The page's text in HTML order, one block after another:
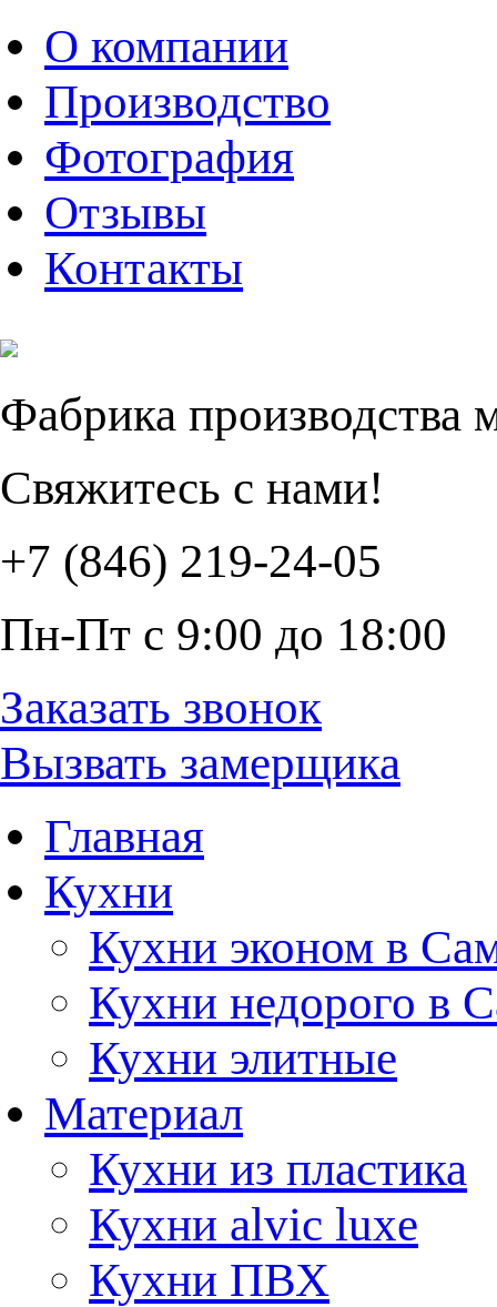
О компании
Производство
Фотография
Отзывы
Контакты
Фабрика производства
Свяжитесь с нами!
+7 (846) 219-24-05
Пн-Пт с 9:00 до 18:00
Заказать звонок
Вызвать замерщика
Главная
Кухни
Кухни эконом в
Кухни недорого в
Кухни элитные
Материал
Кухни из пластика
Кухни alvic luxe
Кухни ПВХ